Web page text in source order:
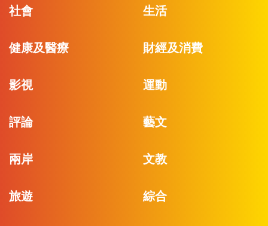
社會 生活
健康及醫療 財經及消費
影視 運動
評論 藝文
兩岸 文教
旅遊 綜合